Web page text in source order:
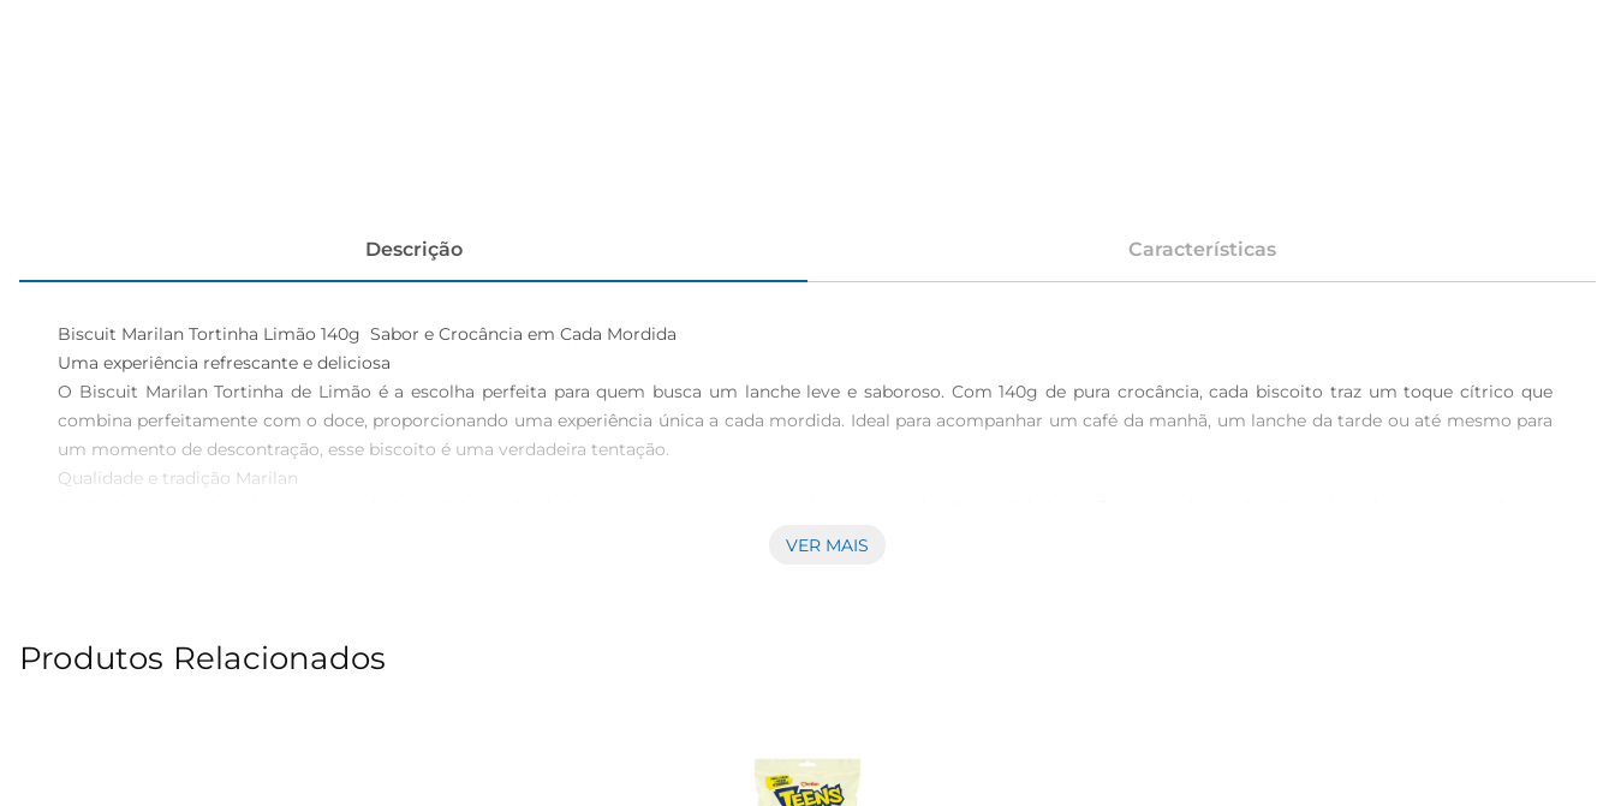
Descrição Características
Biscuit Marilan Tortinha Limão 140g  Sabor e Crocância em Cada Mordida
Uma experiência refrescante e deliciosa
O Biscuit Marilan Tortinha de Limão é a escolha perfeita para quem busca um lanche leve e saboroso. Com 140g de pura crocância, cada biscoito traz um toque cítrico que
combina perfeitamente com o doce, proporcionando uma experiência única a cada mordida. Ideal para acompanhar um café da manhã, um lanche da tarde ou até mesmo para
um momento de descontração, esse biscoito é uma verdadeira tentação.
Qualidade e tradição Marilan
selecionados, resultando em um biscoito que não só agrada ao paladar, mas também traz a confiança de uma marca que está presente na mesa dos brasileiros há anos. Cada
mesmo como um petisco em reuniões com amigos e familiares, o Biscuit Marilan Tortinha de Limão se adapta a qualquer situação. Além disso, sua embalagem prática permite
entender melhor os componentes do produto. A Marilan se preocupa em oferecer produtos que atendam às necessidades dos consumidores, sempre prezando pela
VER MAIS
Produtos Relacionados